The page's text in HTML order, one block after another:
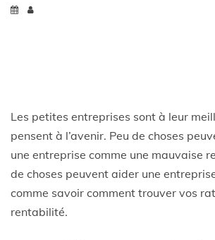
Les petites entreprises sont à leur
pensent à l’avenir. Peu de choses
une entreprise comme une mauvaise
de choses peuvent aider une
comme savoir comment trouver vos
rentabilité.